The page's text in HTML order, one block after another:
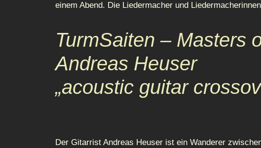
einem Abend. Die Liedermacher und
TurmSaiten – Masters
Andreas Heuser
„acoustic guitar
Der Gitarrist Andreas Heuser ist ein Wanderer